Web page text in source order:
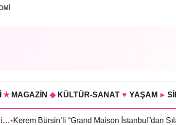
★ MAGAZİN ◆ KÜLTÜR-SANAT ♥ YAŞAM ▸
“Grand Maison İstanbul”dan Sıla